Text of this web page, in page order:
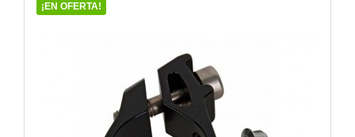
¡EN OFERTA!